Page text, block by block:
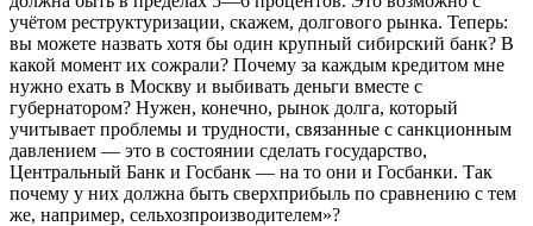
учётом реструктуризации, скажем, долгового рынка. Теперь:
вы можете назвать хотя бы один крупный сибирский банк? В
какой момент их сожрали? Почему за каждым кредитом мне
нужно ехать в Москву и выбивать деньги вместе с
губернатором? Нужен, конечно, рынок долга, который
учитывает проблемы и трудности, связанные с санкционным
давлением — это в состоянии сделать государство,
Центральный Банк и Госбанк — на то они и Госбанки. Так
почему у них должна быть сверхприбыль по сравнению с тем
же, например, сельхозпроизводителем»?